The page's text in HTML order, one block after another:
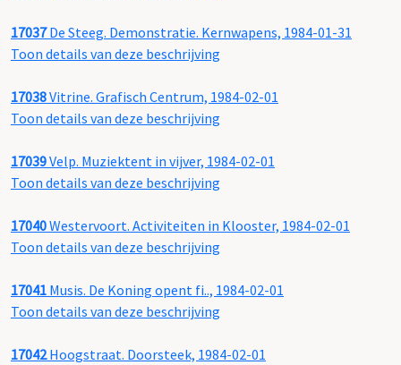
17037De Steeg. Demonstratie. Kernwapens, 1984-01-31
Toon details van deze beschrijving
17038Vitrine. Grafisch Centrum, 1984-02-01
Toon details van deze beschrijving
17039Velp. Muziektent in vijver, 1984-02-01
Toon details van deze beschrijving
17040Westervoort. Activiteiten in Klooster, 1984-02-01
Toon details van deze beschrijving
17041 Musis. De Koning opent fi.., 1984-02-01
Toon details van deze beschrijving
17042Hoogstraat. Doorsteek, 1984-02-01